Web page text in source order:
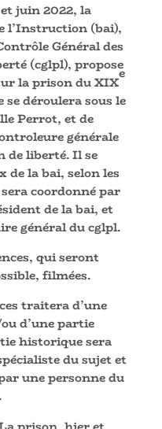
juin 2022, la
l’Instruction (bai),
Général des
(cglpl), propose
la prison du XIX
e
se déroulera sous le
Perrot, et de
générale
de liberté. Il se
de la bai, selon les
coordonné par
de la bai, et
général du cglpl.
qui seront
filmées.
traitera d’une
d’une partie
historique sera
du sujet et
une personne du